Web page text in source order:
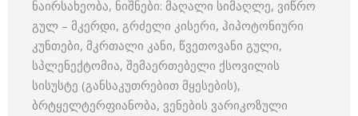
ნაირსახეობა, ნიშნები: მაღალი სიმაღლე, ვიწრო
გულ – მკერდი, გრძელი კისერი, ჰიპოტონიური
კუნთები, მკრთალი კანი, წვეთოვანი გული,
სპლენექტომია, შემაერთებელი ქსოვილის
სისუსტე (განსაკუთრებით მყესების),
ბრტყელტერფიანობა, ვენების ვარიკოზული